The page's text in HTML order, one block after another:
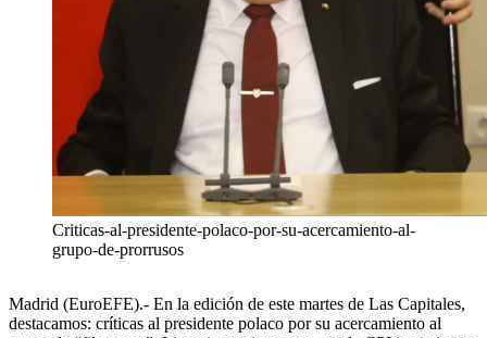
Criticas-al-presidente-polaco-por-su-acercamiento-al-
grupo-de-prorrusos
Madrid (EuroEFE).- En la edición de este martes de Las Capitales,
destacamos: críticas al presidente polaco por su acercamiento al